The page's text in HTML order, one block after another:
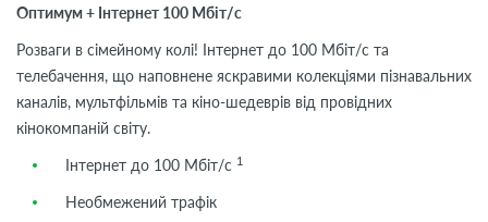
Оптимум + Інтернет 100 Мбіт/с
Розваги в сімейному колі! Інтернет до 100 Мбіт/с та
телебачення, що наповнене яскравими колекціями пізнавальних
каналів, мультфільмів та кіно-шедеврів від провідних
кінокомпаній світу.
Інтернет до 100 Мбіт/с 1
Необмежений трафік